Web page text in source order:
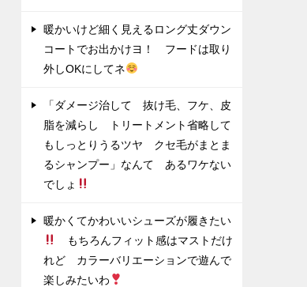
暖かいけど細く見えるロング丈ダウン
コートでお出かけヨ！ フードは取り
外しOKにしてネ
「ダメージ治して 抜け毛、フケ、皮
脂を減らし トリートメント省略して
もしっとりうるツヤ クセ毛がまとま
るシャンプー」なんて あるワケない
でしょ
暖かくてかわいいシューズが履きたい
もちろんフィット感はマストだけ
れど カラーバリエーションで遊んで
楽しみたいわ